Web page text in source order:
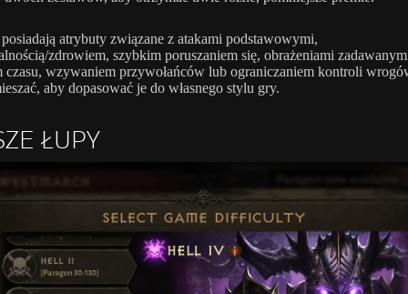
atrybuty związane z atakami podstawowymi,
zdrowiem, szybkim poruszaniem się, obrażeniami
czasu, wzywaniem przywołańców lub ograniczaniem kontroli
aby dopasować je do własnego stylu gry.
ŁUPY